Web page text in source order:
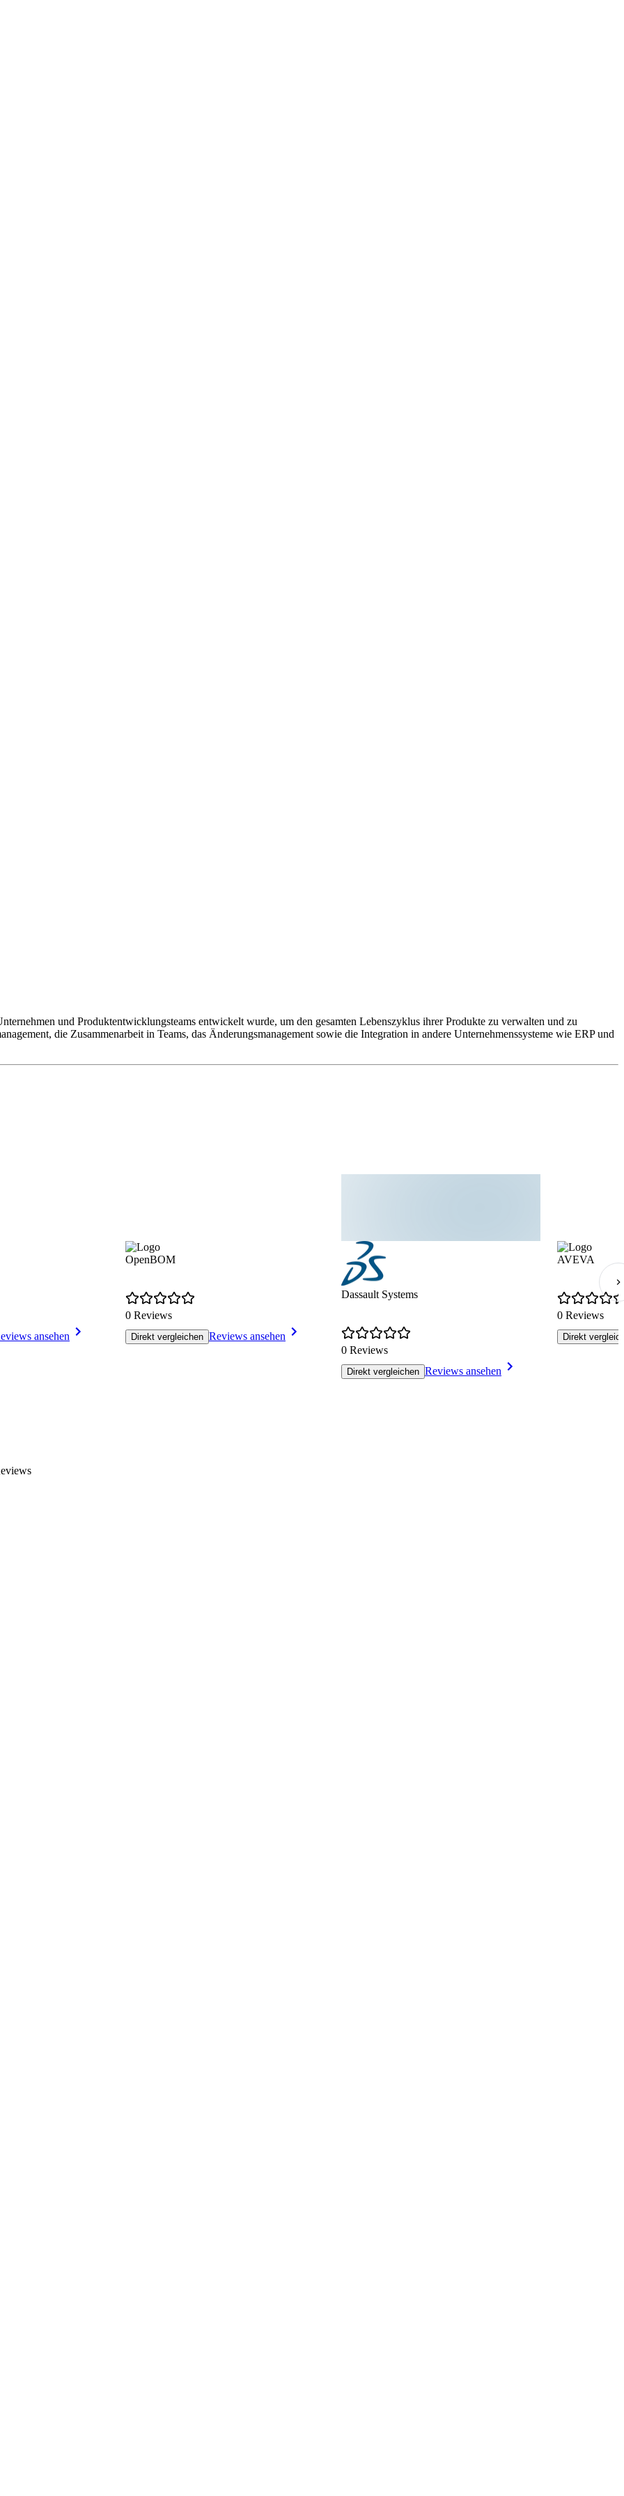
und Produktentwicklungsteams entwickelt wurde, um den gesamten Lebenszyklus ihrer Produkte zu verwalten und zu
die Zusammenarbeit in Teams, das Änderungsmanagement sowie die Integration in andere Unternehmenssysteme wie ERP und
ansehen
OpenBOM
0 Reviews
Direkt vergleichen Reviews ansehen
Dassault Systems
0 Reviews
Direkt vergleichen Reviews ansehen
AVEVA
0 Reviews
Direkt